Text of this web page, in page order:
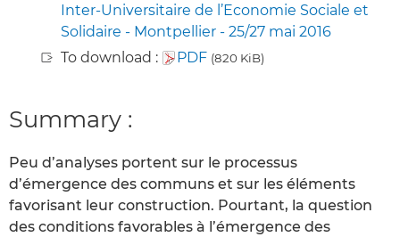
Inter-Universitaire de l’Economie Sociale et
Solidaire - Montpellier - 25/27 mai 2016
To download :
PDF (820 KiB)
Summary :
Peu d’analyses portent sur le processus
d’émergence des communs et sur les éléments
favorisant leur construction. Pourtant, la question
des conditions favorables à l’émergence des